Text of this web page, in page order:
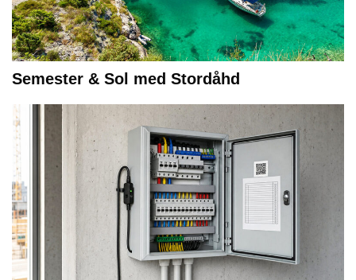
Semester & Sol med Stordåhd